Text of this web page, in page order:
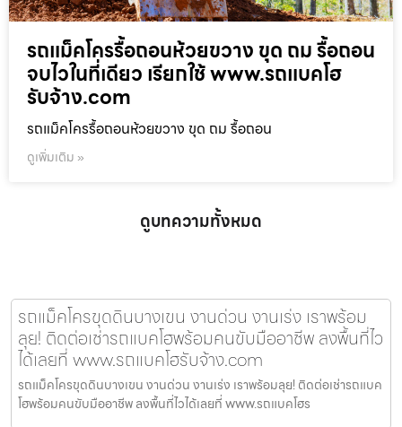
รถแม็คโครรื้อถอนห้วยขวาง ขุด ถม รื้อถอน
จบไวในที่เดียว เรียกใช้ www.รถแบคโฮ
รับจ้าง.com
รถแม็คโครรื้อถอนห้วยขวาง ขุด ถม รื้อถอน
ดูเพิ่มเติม »
ดูบทความทั้งหมด
รถแม็คโครขุดดินบางเขน งานด่วน งานเร่ง เราพร้อม
ลุย! ติดต่อเช่ารถแบคโฮพร้อมคนขับมืออาชีพ ลงพื้นที่ไว
ได้เลยที่ www.รถแบคโฮรับจ้าง.com
รถแม็คโครขุดดินบางเขน งานด่วน งานเร่ง เราพร้อมลุย! ติดต่อเช่ารถแบค
โฮพร้อมคนขับมืออาชีพ ลงพื้นที่ไวได้เลยที่ www.รถแบคโฮร